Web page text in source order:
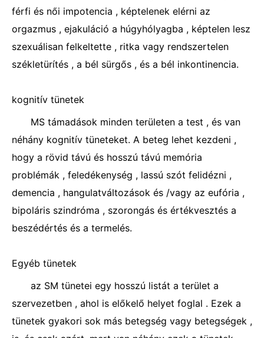
férfi és női impotencia , képtelenek elérni az
orgazmus , ejakuláció a húgyhólyagba , képtelen lesz
szexuálisan felkeltette , ritka vagy rendszertelen
székletürítés , a bél sürgős , és a bél inkontinencia.
kognitív tünetek
MS támadások minden területen a test , és van
néhány kognitív tüneteket. A beteg lehet kezdeni ,
hogy a rövid távú és hosszú távú memória
problémák , feledékenység , lassú szót felidézni ,
demencia , hangulatváltozások és /vagy az eufória ,
bipoláris szindróma , szorongás és értékvesztés a
beszédértés és a termelés.
Egyéb tünetek
az SM tünetei egy hosszú listát a terület a
szervezetben , ahol is előkelő helyet foglal . Ezek a
tünetek gyakori sok más betegség vagy betegségek ,